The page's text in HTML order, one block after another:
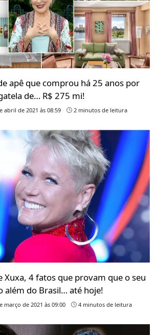
apê que comprou há 25 anos por
de… R$ 275 mi!
abril de 2021 às 08:59 2 minutos de leitura
Xuxa, 4 fatos que provam que o seu
além do Brasil… até hoje!
março de 2021 às 09:00 4 minutos de leitura